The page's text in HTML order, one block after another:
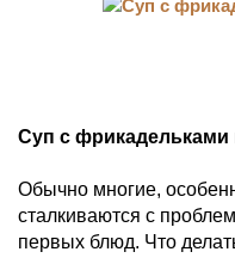
Суп с
Обычно многие,
сталкиваются с
первых блюд. Что